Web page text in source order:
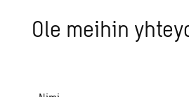
Ole mei­hin